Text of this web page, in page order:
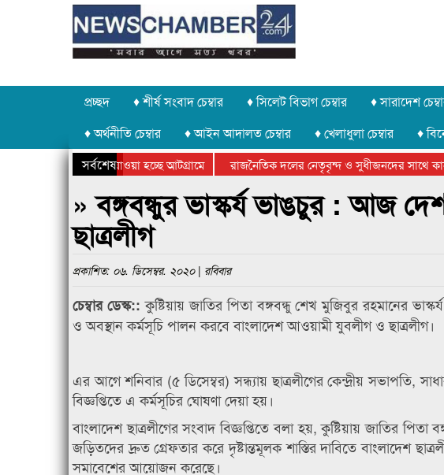
প্রচ্ছদ ♦ শীর্ষ সংবাদ চেম্বার ♦ সিলেট বিভাগ চেম্বার ♦ সারাদেশ
♦ অর্থনীতি চেম্বার
♦ আইন আদালত চেম্বার ♦ খেলাধুলা চেম্বার ♦
সর্বশেষ
চুরি করে নিয়ে যাওয়া হচ্ছে আটগ্রামে রাজনৈতিক দলের নেতৃবৃন্দ ও সুধীজনদের সাথে
সিলেটে বাংলাদেশ গ্রুপ থিয়েটার ফেডারেশানের
» বঙ্গবন্ধুর ভাস্কর্য ভাঙচুর : আজ
ছাত্রলীগ
প্রকাশিত: ০৬. ডিসেম্বর. ২০২০ | রবিবার
চেম্বার ডেস্ক::কুষ্টিয়ায় জাতির পিতা বঙ্গবন্ধু শেখ মুজিবুর রহমানের
ও অবস্থান কর্মসূচি পালন করবে বাংলাদেশ আওয়ামী যুবলীগ ও ছাত্রলীগ।
এর আগে শনিবার (৫ ডিসেম্বর) সন্ধ্যায় ছাত্রলীগের কেন্দ্রীয় সভাপতি,
বিজ্ঞপ্তিতে এ কর্মসূচির ঘোষণা দেয়া হয়।
বাংলাদেশ ছাত্রলীগের সংবাদ বিজ্ঞপ্তিতে বলা হয়, কুষ্টিয়ায় জাতির
জড়িতদের দ্রুত গ্রেফতার করে দৃষ্টান্তমূলক শাস্তির দাবিতে বাংলাদেশ
সমাবেশের আয়োজন করেছে।